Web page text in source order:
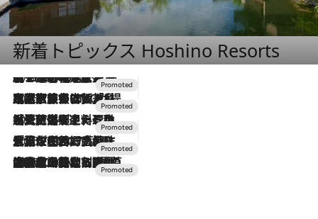
新着トピックス Hoshino Resorts
2026.8.7
【トンボの足水浴】ヒノキの香りに包まれて涼感マックス！約13℃の湧水かけ流しを避暑地「星野温泉 トンボの湯」で体験
2026.7.31
【ホテル帰省】という選択肢をOMOが提案。家族とほどよい距離を保つには「昼は実家、夜は気兼ねなくホテルで！」
2026.7.24
【夏限定ディナーコース】旬を迎える稚鮎や花ズッキーニなどをイタリア・トスカーナの郷土料理の手法で満喫！
2026.7.17
「土佐和ハーブかき氷」がOMO7高知に登場！生姜、山椒、大葉など目にも舌にも涼を呼ぶ郷土の味
2026.7.10
NEW OPEN！【界 草津】名湯の地に誕生。趣の異なる2種の温泉と上州ならではの会席・蕎麦割烹など美食を味わう究極の癒やし旅